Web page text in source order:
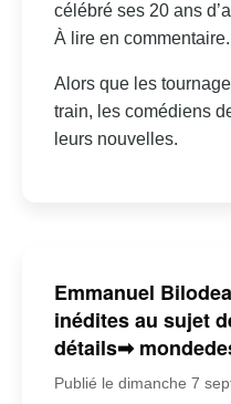
célébré ses 20 ans
À lire en commentaire.
Alors que les
train, les comédiens
leurs nouvelles.
Emmanuel
inédites au sujet
détails➡
Publié le dimanche 7